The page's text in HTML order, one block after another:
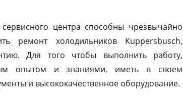
центра способны чрезвычайно
ремонт холодильников Kuppersbusch,
Для того чтобы выполнить работу,
опытом и знаниями, иметь в своем
и высококачественное оборудование.